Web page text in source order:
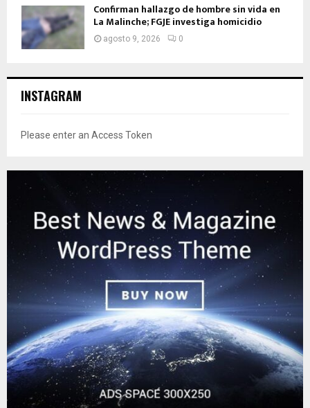
Confirman hallazgo de hombre sin vida en
La Malinche; FGJE investiga homicidio
agosto 9, 2026 0
INSTAGRAM
Please enter an Access Token